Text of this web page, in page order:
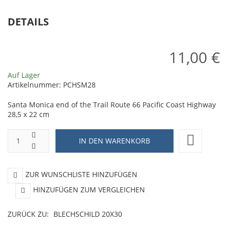
DETAILS
11,00 €
Auf Lager
Artikelnummer: PCHSM28
Santa Monica end of the Trail Route 66 Pacific Coast Highway
28,5 x 22 cm
ZUR WUNSCHLISTE HINZUFÜGEN
HINZUFÜGEN ZUM VERGLEICHEN
ZURÜCK ZU: BLECHSCHILD 20X30